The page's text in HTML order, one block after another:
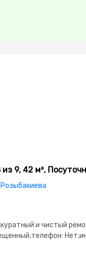
9, 42 м²,
и чистый